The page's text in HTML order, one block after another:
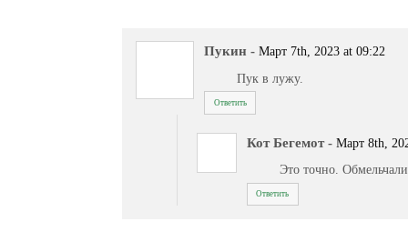
Пукин - Март 7th, 2023 at 09:22
Пук в лужу.
Ответить
Кот Бегемот - Март 8th,
Это точно.
Ответить